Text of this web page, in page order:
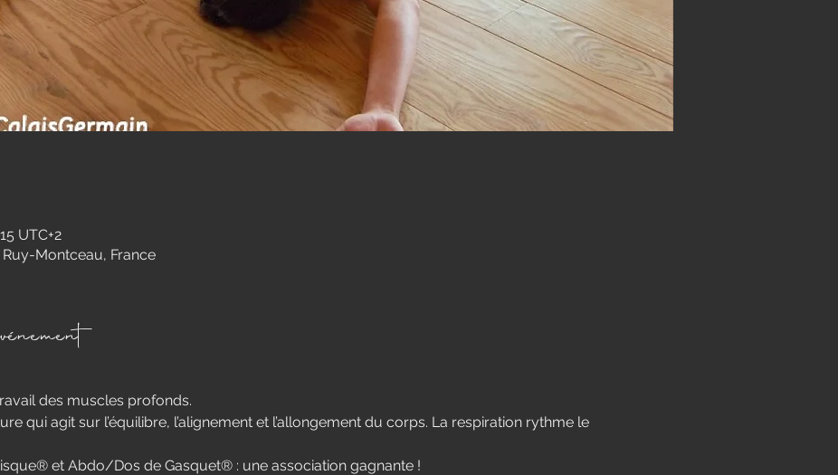
UTC+2
Montceau, France
des muscles profonds.
qui agit sur l’équilibre, l’alignement et l’allongement du corps. La respiration rythme le
et Abdo/Dos de Gasquet® : une association gagnante !